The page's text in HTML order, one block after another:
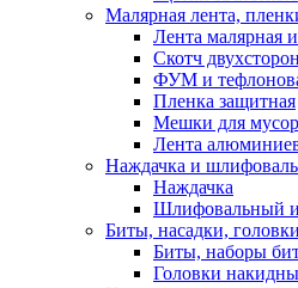
Малярная лента,
Лента малярная
Скотч
ФУМ и
Пленка защитная
Мешки для
Лента
Наждачка и
Наждачка
Шлифовальный
Биты, насадки,
Биты, наборы
Головки